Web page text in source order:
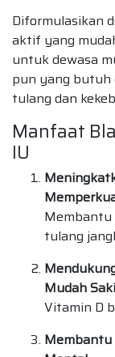
Diformulasikan
aktif yang
untuk dewasa
pun yang butuh
tulang dan
Manfaat
IU
Membantu
tulang
Mudah
Vitamin D
Membantu